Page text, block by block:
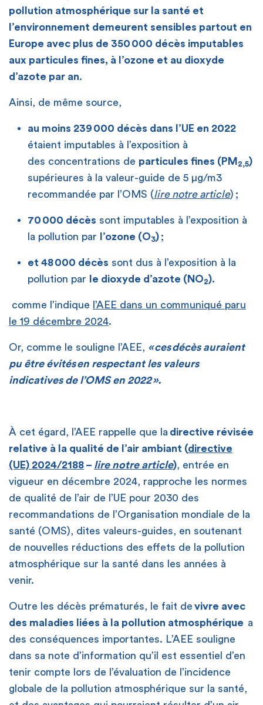
pollution atmosphérique sur la santé et
l’environnement demeurent sensibles partout en
Europe avec plus de 350 000 décès imputables
aux particules fines, à l’ozone et au dioxyde
d’azote par an.
Ainsi, de même source,
au moins 239 000 décès dans l’UE en 2022
étaient imputables à l’exposition à
des concentrations de particules fines (PM 2,5)
supérieures à la valeur-guide de 5 µg/m3
recommandée par l’OMS (lire notre article) ;
70 000 décès sont imputables à l’exposition à
la pollution par
l’ozone (O3) ;
et 48 000 décès sont dus à l’exposition à la
pollution par
le dioxyde d’azote (NO2).
comme l’indique l’AEE dans un communiqué paru
le 19 décembre 2024.
Or, comme le souligne l’AEE,
« ces décès auraient
pu être évités en respectant les valeurs
indicatives de l’OMS en 2022 ».
À cet égard, l’AEE rappelle que la directive révisée
relative à la qualité de l’air ambiant (directive
(UE) 2024/2188 – lire notre article) , entrée en
vigueur en décembre 2024, rapproche les normes
de qualité de l’air de l’UE pour 2030 des
recommandations de l’Organisation mondiale de la
santé (OMS), dites valeurs-guides, en soutenant
de nouvelles réductions des effets de la pollution
atmosphérique sur la santé dans les années à
venir.
Outre les décès prématurés, le fait de vivre avec
des maladies liées à la pollution atmosphérique a
des conséquences importantes. L’AEE souligne
dans sa note d’information qu’il est essentiel d’en
tenir compte lors de l’évaluation de l’incidence
globale de la pollution atmosphérique sur la santé,